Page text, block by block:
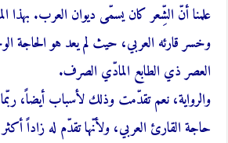
علمنا أنّ الشِّعر كان يسمّى ديوان العرب. بهذا
وخسر قارئه العربي، حيث لم يعد هو الحاجة
العصر ذي الطابع المادّي الصرف.
والرواية، نعم تقدّمت وذلك لأسباب أيضاً،
حاجة القارئ العربي، ولأنّها تقدّم له زاداً أكثر